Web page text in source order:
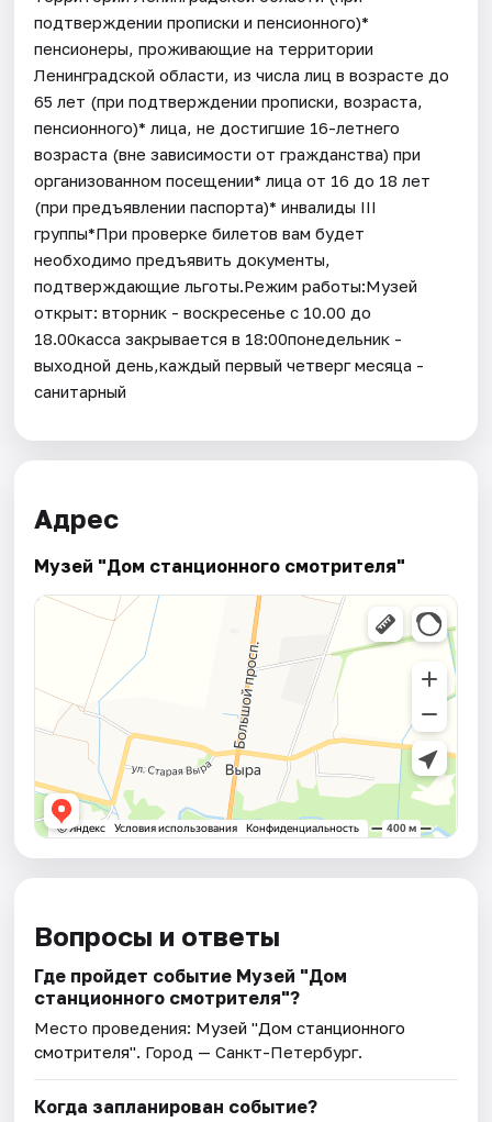
подтверждении прописки и пенсионного)*
пенсионеры, проживающие на территории
Ленинградской области, из числа лиц в возрасте до
65 лет (при подтверждении прописки, возраста,
пенсионного)* лица, не достигшие 16-летнего
возраста (вне зависимости от гражданства) при
организованном посещении* лица от 16 до 18 лет
(при предъявлении паспорта)* инвалиды III
группы*При проверке билетов вам будет
необходимо предъявить документы,
подтверждающие льготы.Режим работы:Музей
открыт: вторник - воскресенье с 10.00 до
18.00касса закрывается в 18:00понедельник -
выходной день,каждый первый четверг месяца -
санитарный
Адрес
Музей "Дом станционного смотрителя"
Вопросы и ответы
Где пройдет событие Музей "Дом
станционного смотрителя"?
Место проведения: Музей "Дом станционного
смотрителя". Город — Санкт-Петербург.
Когда запланирован событие?